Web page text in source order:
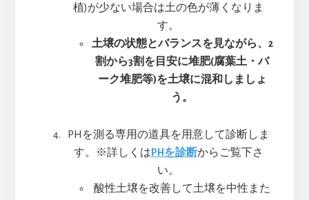
植)が少ない場合は土の色が薄くなりま
す。
土壌の状態とバランスを見ながら、2
割から3割を目安に堆肥(腐葉土・バ
ーク堆肥等)を土壌に混和しましょ
う。
PHを測る専用の道具を用意して診断しま
す。※詳しくはPHを診断からご覧下さ
い。
酸性土壌を改善して土壌を中性また